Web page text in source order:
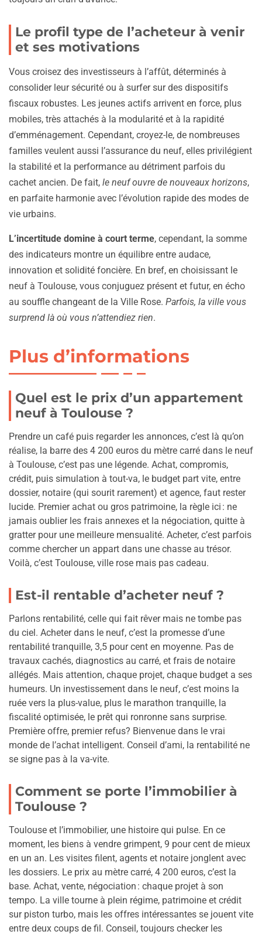
Le profil type de l’acheteur à venir
et ses motivations
Vous croisez des investisseurs à l’affût, déterminés à
consolider leur sécurité ou à surfer sur des dispositifs
fiscaux robustes. Les jeunes actifs arrivent en force, plus
mobiles, très attachés à la modularité et à la rapidité
d’emménagement. Cependant, croyez-le, de nombreuses
familles veulent aussi l’assurance du neuf, elles privilégient
la stabilité et la performance au détriment parfois du
cachet ancien. De fait, le neuf ouvre de nouveaux horizons,
en parfaite harmonie avec l’évolution rapide des modes de
vie urbains.
L’incertitude domine à court terme, cependant, la somme
des indicateurs montre un équilibre entre audace,
innovation et solidité foncière. En bref, en choisissant le
neuf à Toulouse, vous conjuguez présent et futur, en écho
au souffle changeant de la Ville Rose. Parfois, la ville vous
surprend là où vous n’attendiez rien.
Plus d’informations
Quel est le prix d’un appartement
neuf à Toulouse ?
Prendre un café puis regarder les annonces, c’est là qu’on
réalise, la barre des 4 200 euros du mètre carré dans le neuf
à Toulouse, c’est pas une légende. Achat, compromis,
crédit, puis simulation à tout-va, le budget part vite, entre
dossier, notaire (qui sourit rarement) et agence, faut rester
lucide. Premier achat ou gros patrimoine, la règle ici : ne
jamais oublier les frais annexes et la négociation, quitte à
gratter pour une meilleure mensualité. Acheter, c’est parfois
comme chercher un appart dans une chasse au trésor.
Voilà, c’est Toulouse, ville rose mais pas cadeau.
Est-il rentable d’acheter neuf ?
Parlons rentabilité, celle qui fait rêver mais ne tombe pas
du ciel. Acheter dans le neuf, c’est la promesse d’une
rentabilité tranquille, 3,5 pour cent en moyenne. Pas de
travaux cachés, diagnostics au carré, et frais de notaire
allégés. Mais attention, chaque projet, chaque budget a ses
humeurs. Un investissement dans le neuf, c’est moins la
ruée vers la plus-value, plus le marathon tranquille, la
fiscalité optimisée, le prêt qui ronronne sans surprise.
Première offre, premier refus? Bienvenue dans le vrai
monde de l’achat intelligent. Conseil d’ami, la rentabilité ne
se signe pas à la va-vite.
Comment se porte l’immobilier à
Toulouse ?
Toulouse et l’immobilier, une histoire qui pulse. En ce
moment, les biens à vendre grimpent, 9 pour cent de mieux
en un an. Les visites filent, agents et notaire jonglent avec
les dossiers. Le prix au mètre carré, 4 200 euros, c’est la
base. Achat, vente, négociation : chaque projet à son
tempo. La ville tourne à plein régime, patrimoine et crédit
sur piston turbo, mais les offres intéressantes se jouent vite
entre deux coups de fil. Conseil, toujours checker les